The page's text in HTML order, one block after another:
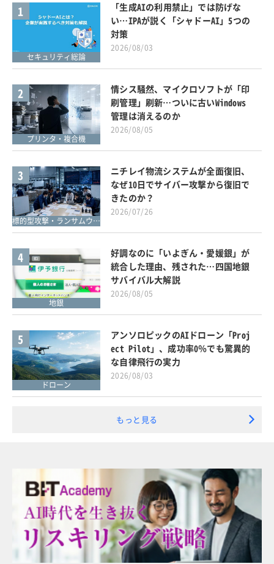
1
セキュリティ総論
「生成AIの利用禁止」では防げな
い…IPAが説く「シャドーAI」5つの
対策
2026/08/03
2
プリンタ・複合機
情シス騒然、マイクロソフトが「印
刷管理」刷新…ついに古いWindows
管理は消えるのか
2026/08/05
3
標的型攻撃・ランサムウェア対策
ニチレイ物流システムが全面復旧、
なぜ10日でサイバー攻撃から復旧で
きたのか？
2026/07/26
4
地銀
好調なのに「いよぎん・愛媛銀」が
統合した理由、残された…四国地銀
サバイバル大解説
2026/08/05
5
ドローン
アンソロピックのAIドローン「Proj
ect Pilot」、成功率0％でも驚異的
な自律飛行の実力
2026/08/03
もっと見る